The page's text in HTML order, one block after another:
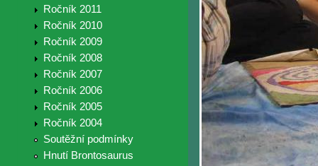
Ročník 2011
Ročník 2010
Ročník 2009
Ročník 2008
Ročník 2007
Ročník 2006
Ročník 2005
Ročník 2004
Soutěžní podmínky
Hnutí Brontosaurus